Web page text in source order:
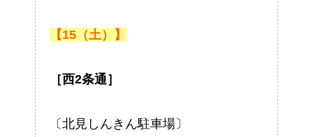
【15（土）】
［西2条通］
〔北見しんきん駐車場〕